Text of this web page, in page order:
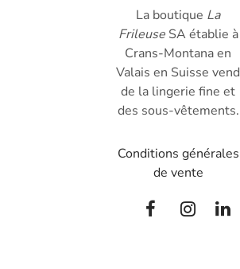
La boutique La
FrileuseSA établie à
Crans-Montana en
Valais en Suisse vend
de la lingerie fine et
des sous-vêtements.
Conditions générales
de vente